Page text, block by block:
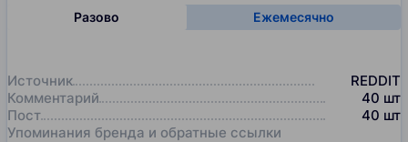
Разово Ежемесячно
Источник
REDDIT
Комментарий
40 шт
Пост
40 шт
Упоминания бренда и обратные ссылки